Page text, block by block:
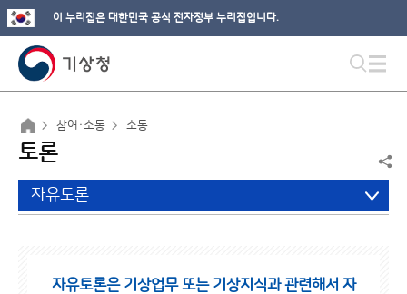
이 누리집은 대한민국 공식 전자정부 누리집입니다.
참여·소통 소통
토론
자유토론
자유토론은 기상업무 또는 기상지식과 관련해서 자